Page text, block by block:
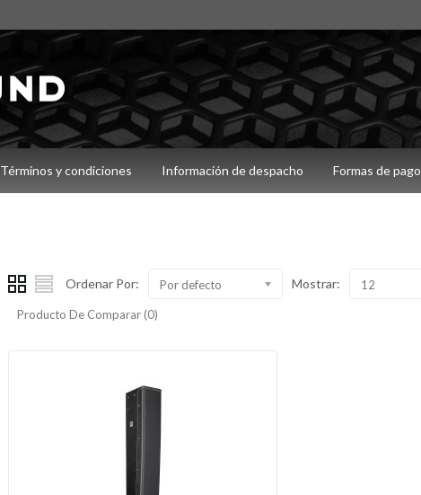
Términos y condiciones Información de despacho Formas de pago
Ordenar Por: Por defecto Mostrar: 12
Producto De Comparar (0)